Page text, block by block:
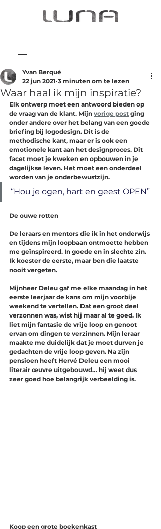
Waar haal ik mijn inspiratie?
Yvan Berqué
22 jun 2021 3 minuten om te lezen
Elk ontwerp moet een antwoord bieden op
de vraag van de klant. Mijn vorige post ging
onder andere over het belang van een goede
briefing bij logodesign. Dit is de
methodische kant, maar er is ook een
emotionele kant aan het designproces. Dit
facet moet je kweken en opbouwen in je
dagelijkse leven. Het moet een onderdeel
worden van je onderbewustzijn.
“Hou je ogen, hart en geest OPEN”
De ouwe rotten
De leraars en mentors die ik in het onderwijs
en tijdens mijn loopbaan ontmoette hebben
me geïnspireerd. In goede en in slechte zin.
Ik koester de eerste, maar ben die laatste
nooit vergeten.
Mijnheer Deleu gaf me elke maandag in het
eerste leerjaar de kans om mijn voorbije
weekend te vertellen. Dat een groot deel
verzonnen was, wist hij maar al te goed. Ik
liet mijn fantasie de vrije loop en genoot
ervan om dingen te verzinnen. Mijn leraar
maakte me duidelijk dat je moet durven je
gedachten de vrije loop geven. Na zijn
pensioen heeft Hervé Deleu een mooi
literair œuvre uitgebouwd… hij weet dus
zeer goed hoe belangrijk verbeelding is.
Koop een grote boekenkast